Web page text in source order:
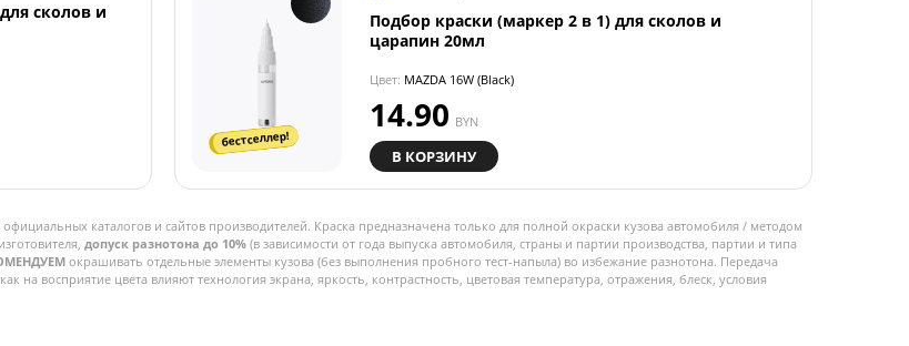
сколов и
бестселлер!
Подбор краски (маркер 2 в 1) для сколов и
царапин 20мл
Цвет: MAZDA 16W (Black)
14.90 BYN
В КОРЗИНУ
каталогов и сайтов производителей. Краска предназначена только для полной окраски кузова автомобиля / методом
допуск разнотона до 10% (в зависимости от года выпуска автомобиля, страны и партии производства, партии и типа
окрашивать отдельные элементы кузова (без выполнения пробного тест-напыла) во избежание разнотона. Передача
на восприятие цвета влияют технология экрана, яркость, контрастность, цветовая температура, отражения, блеск, условия